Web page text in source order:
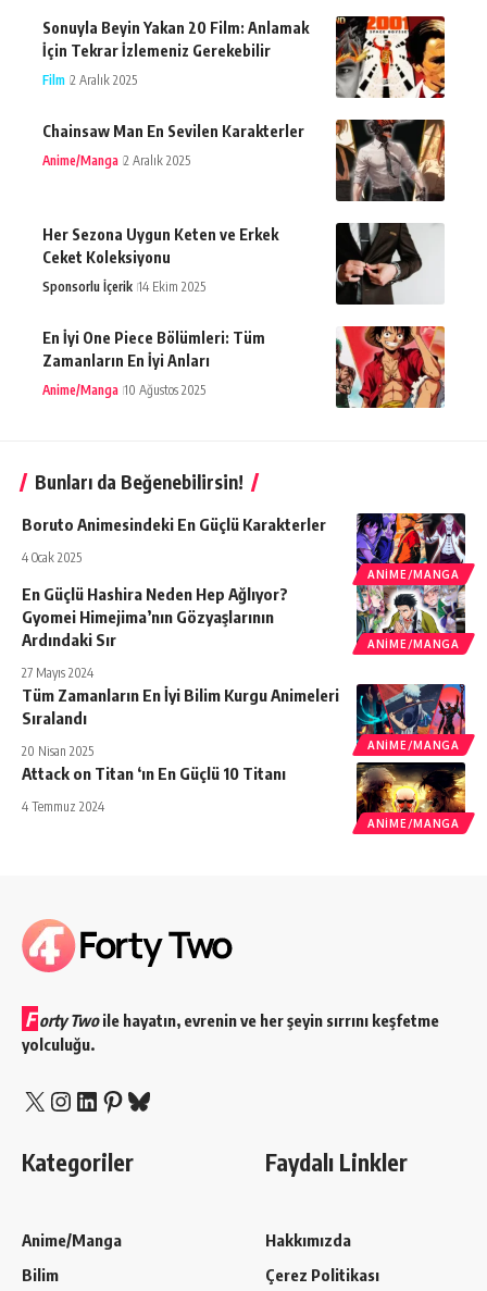
Sonuyla Beyin Yakan 20 Film: Anlamak
İçin Tekrar İzlemeniz Gerekebilir
Film 2 Aralık 2025
Chainsaw Man En Sevilen Karakterler
Anime/Manga 2 Aralık 2025
Her Sezona Uygun Keten ve Erkek
Ceket Koleksiyonu
Sponsorlu İçerik 14 Ekim 2025
En İyi One Piece Bölümleri: Tüm
Zamanların En İyi Anları
Anime/Manga 10 Ağustos 2025
Bunları da Beğenebilirsin!
ANIME/MANGA
Boruto Animesindeki En Güçlü Karakterler
4 Ocak 2025
ANIME/MANGA
En Güçlü Hashira Neden Hep Ağlıyor?
Gyomei Himejima’nın Gözyaşlarının
Ardındaki Sır
27 Mayıs 2024
ANIME/MANGA
Tüm Zamanların En İyi Bilim Kurgu Animeleri
Sıralandı
20 Nisan 2025
ANIME/MANGA
Attack on Titan ‘ın En Güçlü 10 Titanı
4 Temmuz 2024
F orty Twoile hayatın, evrenin ve her şeyin sırrını keşfetme
yolculuğu.
X Instagram
LinkedIn
Pinterest
Bluesky
Kategoriler
Anime/Manga
Bilim
Faydalı Linkler
Hakkımızda
Çerez Politikası